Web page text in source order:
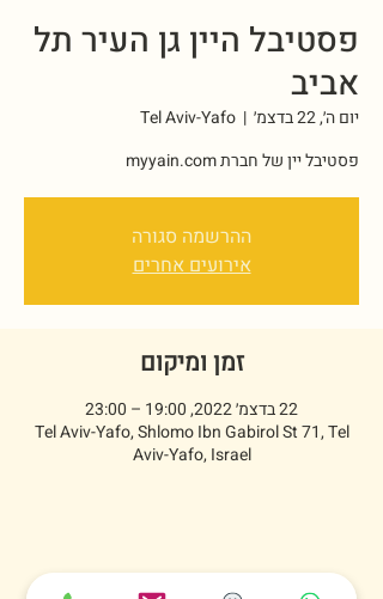
פסטיבל היין גן העיר תל
אביב
יום ה׳, 22 בדצמ׳
  |
Tel Aviv-Yafo
פסטיבל יין של חברת myyain.com
ההרשמה סגורה
אירועים אחרים
זמן ומיקום
22 בדצמ׳ 2022, 19:00 – 23:00
Tel Aviv-Yafo, Shlomo Ibn Gabirol St 71, Tel
Aviv-Yafo, Israel
שיתוף